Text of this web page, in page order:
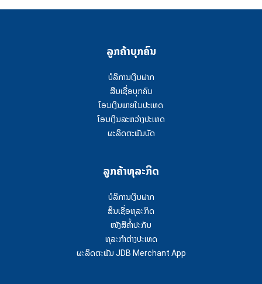
ລູກຄ້າບຸກຄົນ
ບໍລິການເງິນຝາກ
ສີນເຊື່ອບຸກຄົນ
ໂອນເງິນພາຍໃນປະເທດ
ໂອນເງິນລະຫວ່າງປະເທດ
ຜະລິດຕະພັນບັດ
ລູກຄ້າທຸລະກິດ
ບໍລິການເງິນຝາກ
ສຶນເຊື່ອທຸລະກິດ
ໜັງສືຄໍ້າປະກັນ
ທຸລະກຳຕ່າງປະເທດ
ຜະລິດຕະພັນ JDB Merchant App